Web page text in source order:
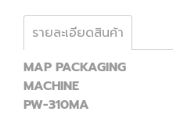
รายละเอียดสินค้า
MAP PACKAGING
MACHINE
PW-310MA